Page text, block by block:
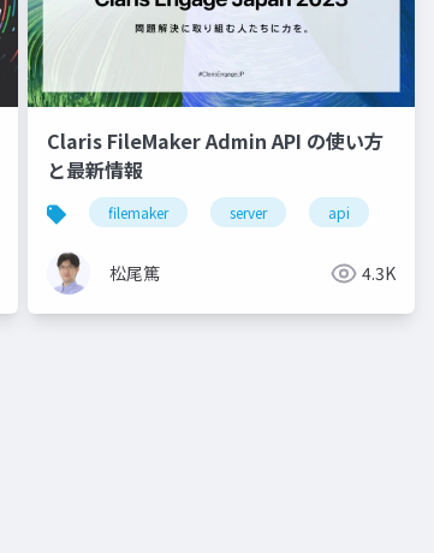
Claris FileMaker Admin API の使い方
と最新情報
filemaker server api
松尾篤 4.3K